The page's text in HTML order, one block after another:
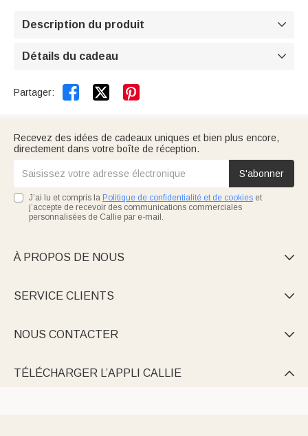
Description du produit 
Détails du cadeau 
Partager:  
Recevez des idées de cadeaux uniques et bien plus encore,
directement dans votre boîte de réception.
S'abonner
J’ai lu et compris la Politique de confidentialité et de cookies et
j’accepte de recevoir des communications commerciales
personnalisées de Callie par e-mail.
À PROPOS DE NOUS 
SERVICE CLIENTS 
NOUS CONTACTER 
TÉLÉCHARGER L’APPLI CALLIE 